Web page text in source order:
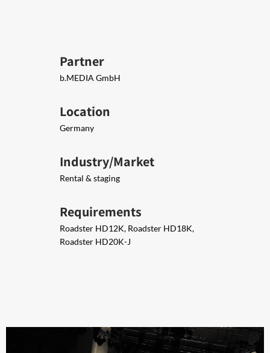
Partner
b.MEDIA GmbH
Location
Germany
Industry/Market
Rental & staging
Requirements
Roadster HD12K, Roadster HD18K,
Roadster HD20K-J